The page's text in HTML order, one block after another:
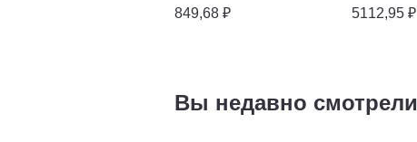
849,68 ₽ 5112,95 ₽
Вы недавно смотрели